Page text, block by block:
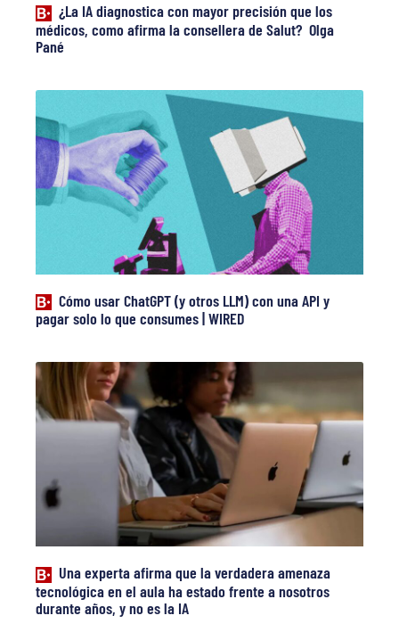
¿La IA diagnostica con mayor precisión que los
médicos, como afirma la consellera de Salut? Olga
Pané
Cómo usar ChatGPT (y otros LLM) con una API y
pagar solo lo que consumes | WIRED
Una experta afirma que la verdadera amenaza
tecnológica en el aula ha estado frente a nosotros
durante años, y no es la IA